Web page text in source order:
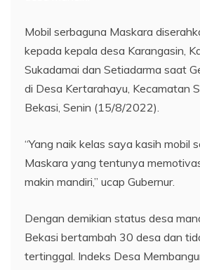
Mobil serbaguna Maskara
kepada kepala desa Karangasin,
Sukadamai dan Setiadarma saat
di Desa Kertarahayu, Kecamatan
Bekasi, Senin (15/8/2022).
“Yang naik kelas saya kasih mobil
Maskara yang tentunya
makin mandiri,” ucap Gubernur.
Dengan demikian status desa
Bekasi bertambah 30 desa dan
tertinggal. Indeks Desa